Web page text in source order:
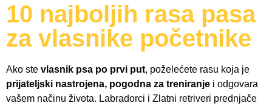
10 najboljih rasa pasa
za vlasnike početnike
Ako ste vlasnik psa po prvi put, poželećete rasu koja je
prijateljski nastrojena, pogodna za treniranje i odgovara
vašem načinu života. Labradorci i Zlatni retriveri prednjače